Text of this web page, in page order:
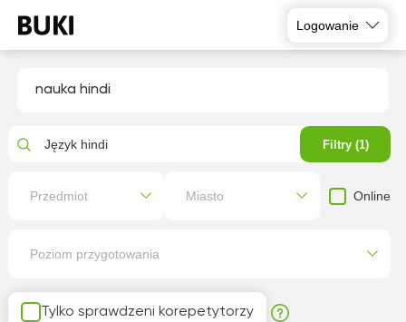
Logowanie
nauka hindi
Tylko sprawdzeni korepetytorzy
Język hindi Filtry (1)
Przedmiot Miasto Online
Poziom przygotowania